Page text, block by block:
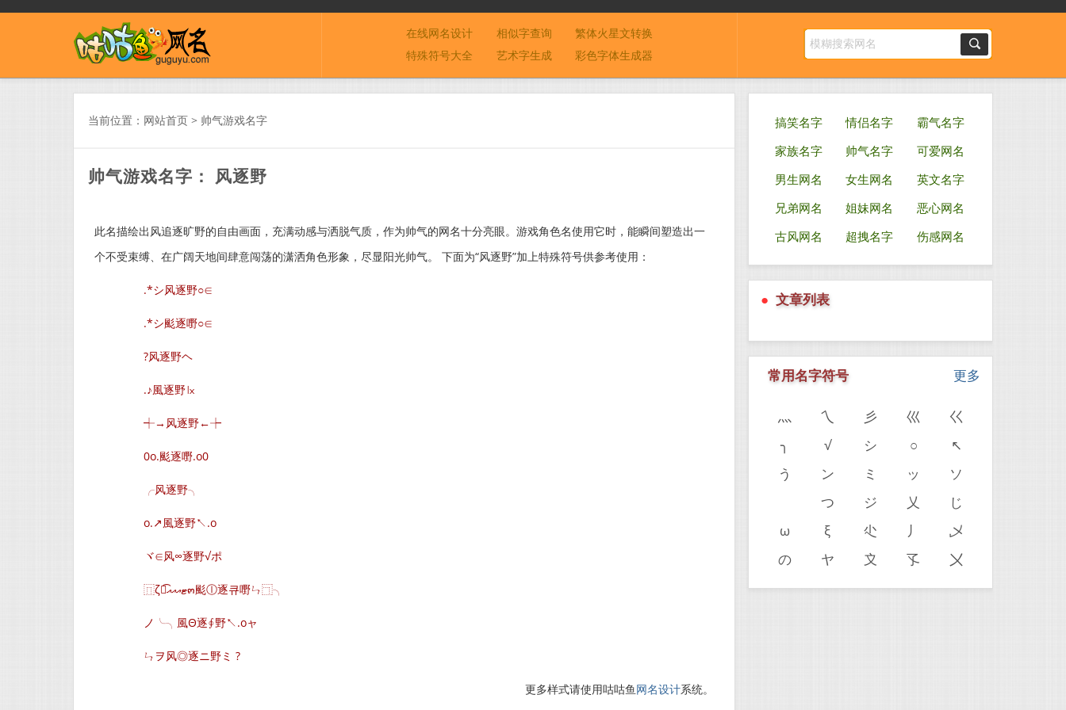
在线网名设计 相似字查询
繁体火星文转换
特殊符号大全
艺术字生成 彩色字体生成器
当前位置： 网站首页 > 帅气游戏名字
帅气游戏名字： 风逐野
此名描绘出风追逐旷野的自由画面，充满动感与洒脱气质，作为帅气的网名十分亮眼。游戏角色名使用它时，能瞬间塑造出一
个不受束缚、在广阔天地间肆意闯荡的潇洒角色形象，尽显阳光帅气。 下面为“风逐野”加上特殊符号供参考使用：
.*シ风逐野○∈
.*シ颩逐嘢○∈
?风逐野ヘ
.♪風逐野㏓
┽→风逐野←┾
0o.颩逐嘢.o0
╭风逐野╮
o.↗風逐野↖.o
ヾ∈风∞逐野√ポ
⿵ζั͡ޓއއއ๓颩ⓛ逐큐嘢ㄣ⿹╮
ノ╰╮風Θ逐∮野↖.oャ
ㄣヲ风◎逐ニ野ミ ?
更多样式请使用咕咕鱼网名设计系统。
搞笑名字 情侣名字
霸气名字
家族名字
帅气名字
可爱网名
男生网名
女生网名
英文名字
兄弟网名
姐妹网名
恶心网名
古风网名
超拽名字 伤感网名
● 文章列表
更多
常用名字符号
灬 乀 彡 巛
巜
╮
√ シ ○
↖
う
ン ミ ッ
ソ
つ ジ 乂
じ
ω
ξ 尐 丿
乄
の
ヤ 〩 孓 〤